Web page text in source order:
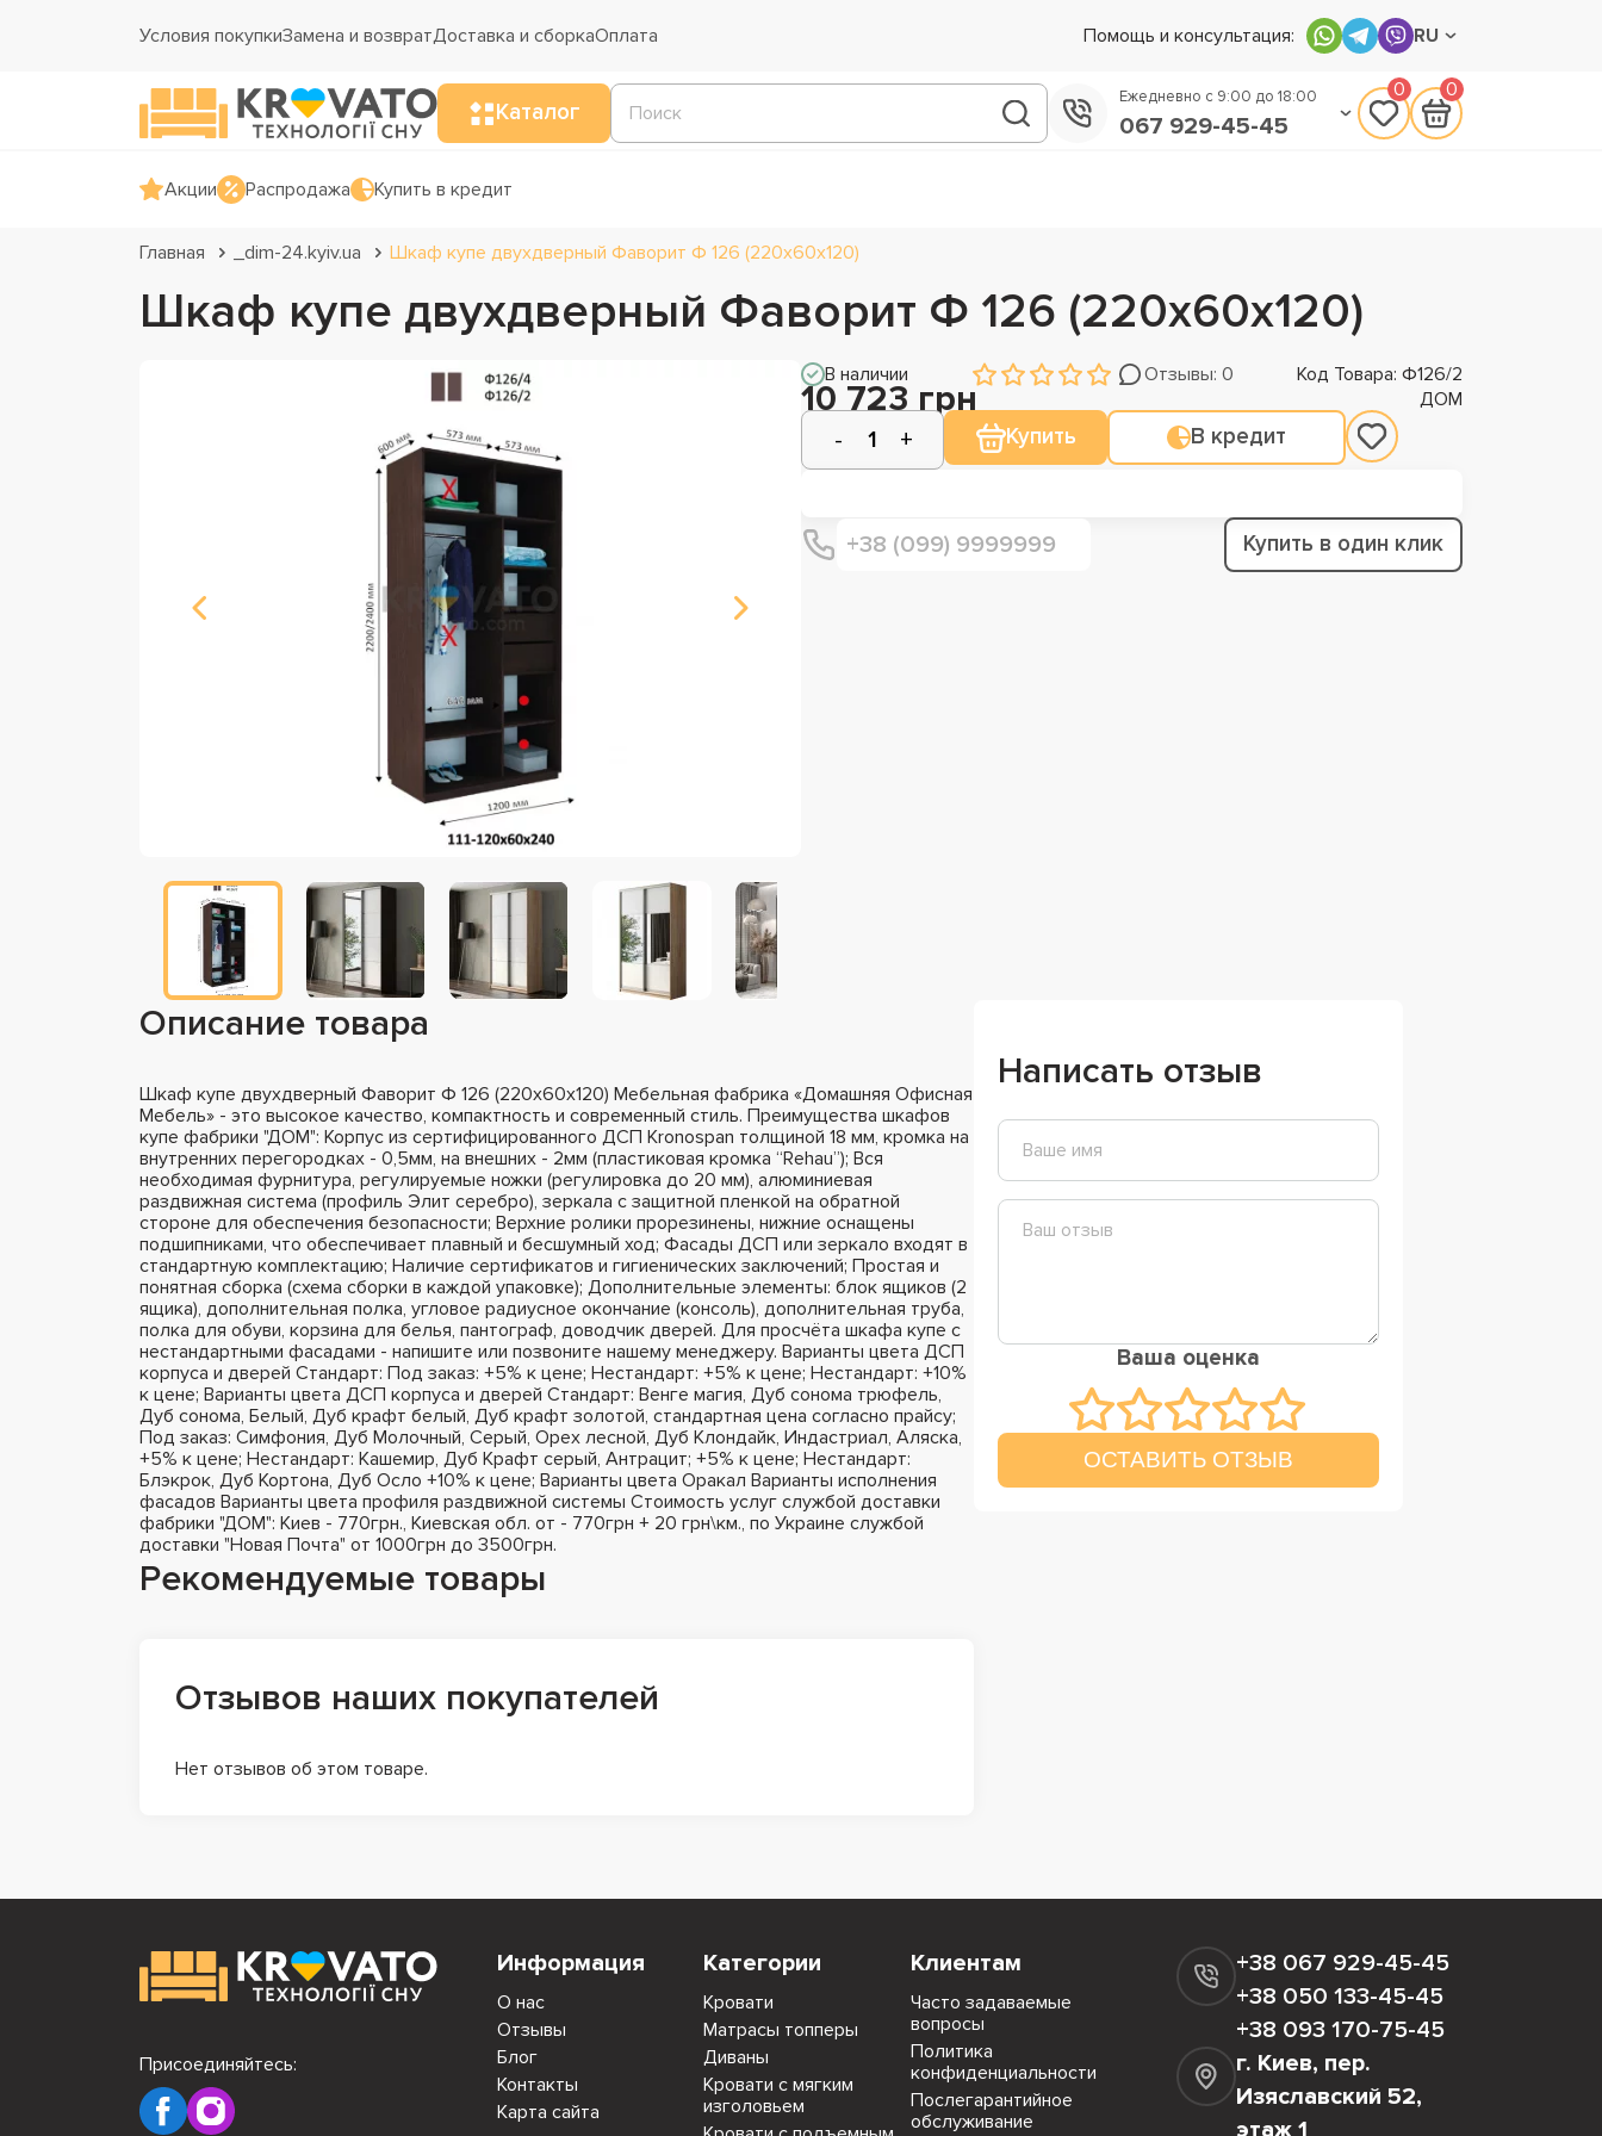
Условия покупкиЗамена и возвратДоставка и сборкаОплата Помощь и консультация: RU
Каталог
Ежедневно с 9:00 до 18:00
067 929-45-45
0 0
Акции Распродажа Купить в кредит
Главная _dim-24.kyiv.ua Шкаф купе двухдверный Фаворит Ф 126 (220х60х120)
Шкаф купе двухдверный Фаворит Ф 126 (220х60х120)
В наличии Отзывы: 0 Код Товара: Ф126/2
10 723 грн ДОМ
Купить В кредит
Купить в один клик
Описание товара
Шкаф купе двухдверный Фаворит Ф 126 (220х60х120) Мебельная фабрика «Домашняя Офисная
Мебель» - это высокое качество, компактность и современный стиль. Преимущества шкафов
купе фабрики "ДОМ": Корпус из сертифицированного ДСП Kronospan толщиной 18 мм, кромка на
внутренних перегородках - 0,5мм, на внешних - 2мм (пластиковая кромка “Rehau”); Вся
необходимая фурнитура, регулируемые ножки (регулировка до 20 мм), алюминиевая
раздвижная система (профиль Элит серебро), зеркала с защитной пленкой на обратной
стороне для обеспечения безопасности; Верхние ролики прорезинены, нижние оснащены
подшипниками, что обеспечивает плавный и бесшумный ход; Фасады ДСП или зеркало входят в
стандартную комплектацию; Наличие сертификатов и гигиенических заключений; Простая и
понятная сборка (схема сборки в каждой упаковке); Дополнительные элементы: блок ящиков (2
ящика), дополнительная полка, угловое радиусное окончание (консоль), дополнительная труба,
полка для обуви, корзина для белья, пантограф, доводчик дверей. Для просчёта шкафа купе с
нестандартными фасадами - напишите или позвоните нашему менеджеру. Варианты цвета ДСП
корпуса и дверей Стандарт: Под заказ: +5% к цене; Нестандарт: +5% к цене; Нестандарт: +10%
к цене; Варианты цвета ДСП корпуса и дверей Стандарт: Венге магия, Дуб сонома трюфель,
Дуб сонома, Белый, Дуб крафт белый, Дуб крафт золотой, стандартная цена согласно прайсу;
Под заказ: Симфония, Дуб Молочный, Серый, Орех лесной, Дуб Клондайк, Индастриал, Аляска,
+5% к цене; Нестандарт: Кашемир, Дуб Крафт серый, Антрацит; +5% к цене; Нестандарт:
Блэкрок, Дуб Кортона, Дуб Осло +10% к цене; Варианты цвета Оракал Варианты исполнения
фасадов Варианты цвета профиля раздвижной системы Стоимость услуг службой доставки
фабрики "ДОМ": Киев - 770грн., Киевская обл. от - 770грн + 20 грн\км., по Украине службой
доставки "Новая Почта" от 1000грн до 3500грн.
Рекомендуемые товары
Отзывов наших покупателей
Нет отзывов об этом товаре.
Написать отзыв
Ваша оценка
ОСТАВИТЬ ОТЗЫВ
Информация
О нас
Отзывы
Блог
Контакты
Карта сайта
Категории
Кровати
Матрасы топперы
Диваны
Кровати с мягким
изголовьем
Клиентам
Часто задаваемые
вопросы
Политика
конфиденциальности
Послегарантийное
обслуживание
+38 067 929-45-45
+38 050 133-45-45
+38 093 170-75-45
г. Киев, пер.
Изяславский 52,
этаж 1
Присоединяйтесь: